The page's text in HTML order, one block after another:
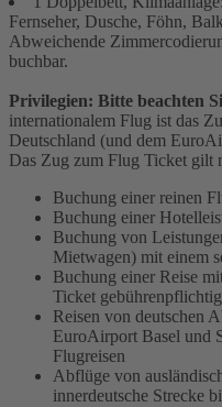
Fernseher, Dusche, Föhn,
Abweichende
buchbar.
Privilegien: Bitte beachten
internationalem Flug ist das
Deutschland (und dem
Das Zug zum Flug Ticket gilt
Buchung einer reinen
Buchung einer
Buchung von
Mietwagen) mit einem
Buchung einer Reise
Ticket
Reisen von deutschen
EuroAirport Basel und
Flugreisen
Abflüge von
innerdeutsche Strecke